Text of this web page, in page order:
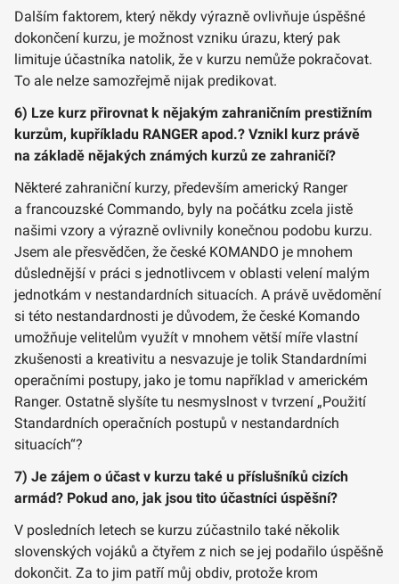
Dalším faktorem, který někdy výrazně ovlivňuje úspěšné
dokončení kurzu, je možnost vzniku úrazu, který pak
limituje účastníka natolik, že v kurzu nemůže pokračovat.
To ale nelze samozřejmě nijak predikovat.
6) Lze kurz přirovnat k nějakým zahraničním prestižním
kurzům, kupříkladu RANGER apod.? Vznikl kurz právě
na základě nějakých známých kurzů ze zahraničí?
Některé zahraniční kurzy, především americký Ranger
a francouzské Commando, byly na počátku zcela jistě
našimi vzory a výrazně ovlivnily konečnou podobu kurzu.
Jsem ale přesvědčen, že české KOMANDO je mnohem
důslednější v práci s jednotlivcem v oblasti velení malým
jednotkám v nestandardních situacích. A právě uvědomění
si této nestandardnosti je důvodem, že české Komando
umožňuje velitelům využít v mnohem větší míře vlastní
zkušenosti a kreativitu a nesvazuje je tolik Standardními
operačními postupy, jako je tomu například v americkém
Ranger. Ostatně slyšíte tu nesmyslnost v tvrzení „Použití
Standardních operačních postupů v nestandardních
situacích“?
7) Je zájem o účast v kurzu také u příslušníků cizích
armád? Pokud ano, jak jsou tito účastníci úspěšní?
V posledních letech se kurzu zúčastnilo také několik
slovenských vojáků a čtyřem z nich se jej podařilo úspěšně
dokončit. Za to jim patří můj obdiv, protože krom